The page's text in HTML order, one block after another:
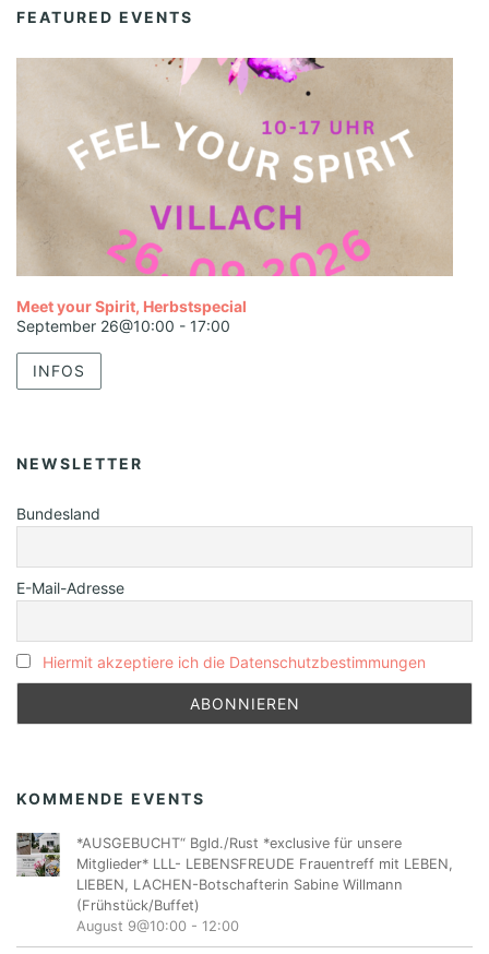
FEATURED EVENTS
Meet your Spirit, Herbstspecial
September 26@10:00 - 17:00
INFOS
NEWSLETTER
Bundesland
E-Mail-Adresse
Hiermit akzeptiere ich die Datenschutzbestimmungen
KOMMENDE EVENTS
*AUSGEBUCHT“ Bgld./Rust *exclusive für unsere
Mitglieder* LLL- LEBENSFREUDE Frauentreff mit LEBEN,
LIEBEN, LACHEN-Botschafterin Sabine Willmann
(Frühstück/Buffet)
August 9@10:00 - 12:00